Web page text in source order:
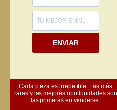
ENVIAR
Cada pieza es irrepetible. Las más
raras y las mejores oportunidades son
las primeras en venderse.